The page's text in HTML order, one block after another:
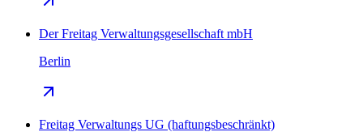
Der Freitag Verwaltungsgesellschaft mbH
Berlin
Freitag Verwaltungs UG (haftungsbeschränkt)